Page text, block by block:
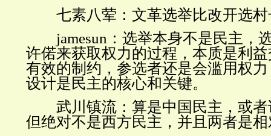
七素八荤：文革选举比改开选村
jamesun ：选举本身不是民主，
许偌来获取权力的过程，本质是利
有效的制约，参选者还是会滥用权
设计是民主的核心和关键。
武川镇流：算是中国民主，或者
但绝对不是西方民主，并且两者是